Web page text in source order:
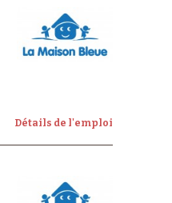
Détails de l'emploi